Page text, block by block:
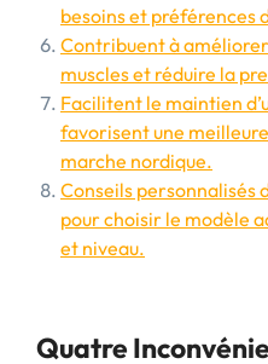
besoins et préférences
Contribuent à
muscles et réduire la
Facilitent le maintien
favorisent une
marche nordique.
Conseils personnalisés
pour choisir le modèle
et niveau.
Quatre